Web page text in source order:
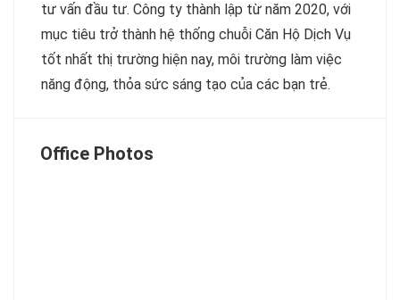
tư vấn đầu tư. Công ty thành lập từ năm 2020, với
mục tiêu trở thành hệ thống chuỗi Căn Hộ Dịch Vụ
tốt nhất thị trường hiện nay, môi trường làm việc
năng động, thỏa sức sáng tạo của các bạn trẻ.
Office Photos